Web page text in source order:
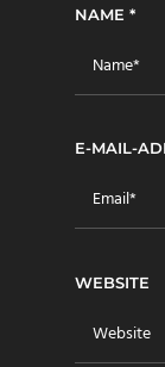
NAME *
E-MAIL-
WEBSITE